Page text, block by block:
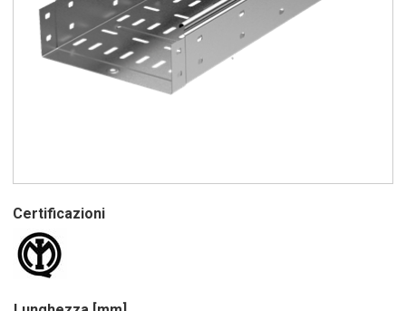
Certificazioni